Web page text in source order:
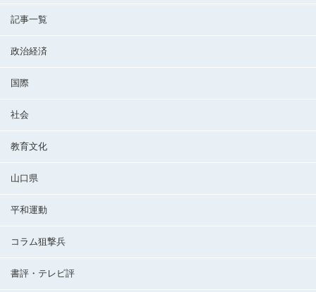
記事一覧
政治経済
国際
社会
教育文化
山口県
平和運動
コラム狙撃兵
書評・テレビ評